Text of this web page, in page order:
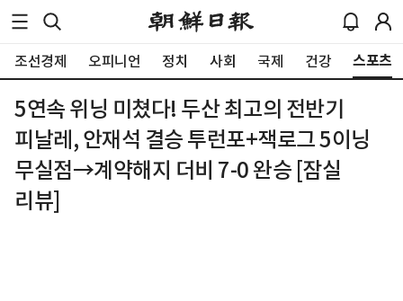
조선경제 오피니언 정치 사회 국제 건강 스포츠
5연속 위닝 미쳤다! 두산 최고의 전반기
피날레, 안재석 결승 투런포+잭로그 5이닝
무실점→계약해지 더비 7-0 완승 [잠실
리뷰]